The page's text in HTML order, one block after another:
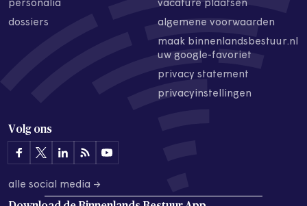
personalia
dossiers
vacature plaatsen
algemene voorwaarden
maak binnenlandsbestuur.nl
uw google-favoriet
privacy statement
privacyinstellingen
Volg ons
alle social media →